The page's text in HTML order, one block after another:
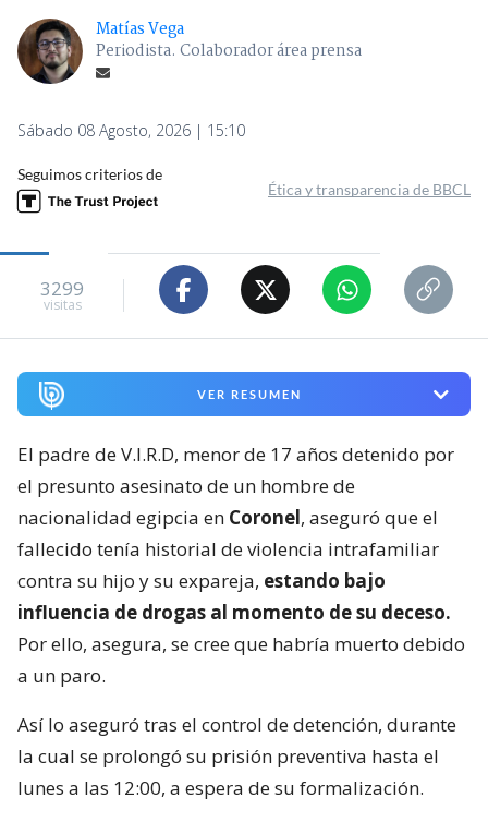
Matías Vega
Periodista. Colaborador área prensa
Sábado 08 Agosto, 2026 | 15:10
Seguimos criterios de
Ética y transparencia de BBCL
3299
visitas
VER RESUMEN
El padre de V.I.R.D, menor de 17 años detenido por
el presunto asesinato de un hombre de
nacionalidad egipcia en Coronel, aseguró que el
fallecido tenía historial de violencia intrafamiliar
contra su hijo y su expareja, estando bajo
influencia de drogas al momento de su deceso.
Por ello, asegura, se cree que habría muerto debido
a un paro.
Así lo aseguró tras el control de detención, durante
la cual se prolongó su prisión preventiva hasta el
lunes a las 12:00, a espera de su formalización.